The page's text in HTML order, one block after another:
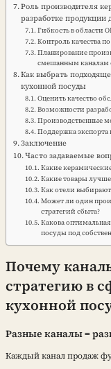
Роль производителя
разработке продукции
Гибкость в области
Контроль качества
Планирование
смешанным каналам
Как выбрать
кухонной посуды
Оценить качество
Возможности
Производственные
Поддержка
Заключение
Часто задаваемые
Какие
Какие товары лучше
Как отели
Может ли один
стратегий сбыта?
Какова
посуды под
Почему
стратегию в
кухонной
Разные каналы =
Каждый канал продаж